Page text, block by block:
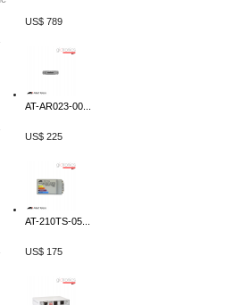
US$ 789
AT-AR023-00...
US$ 225
AT-210TS-05...
US$ 175